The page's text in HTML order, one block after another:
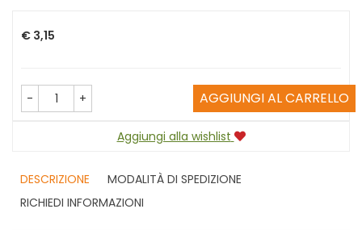
Prezzo
€ 3,15
- + AGGIUNGI AL CARRELLO
Aggiungi alla wishlist
DESCRIZIONE
MODALITÀ DI SPEDIZIONE
RICHIEDI INFORMAZIONI